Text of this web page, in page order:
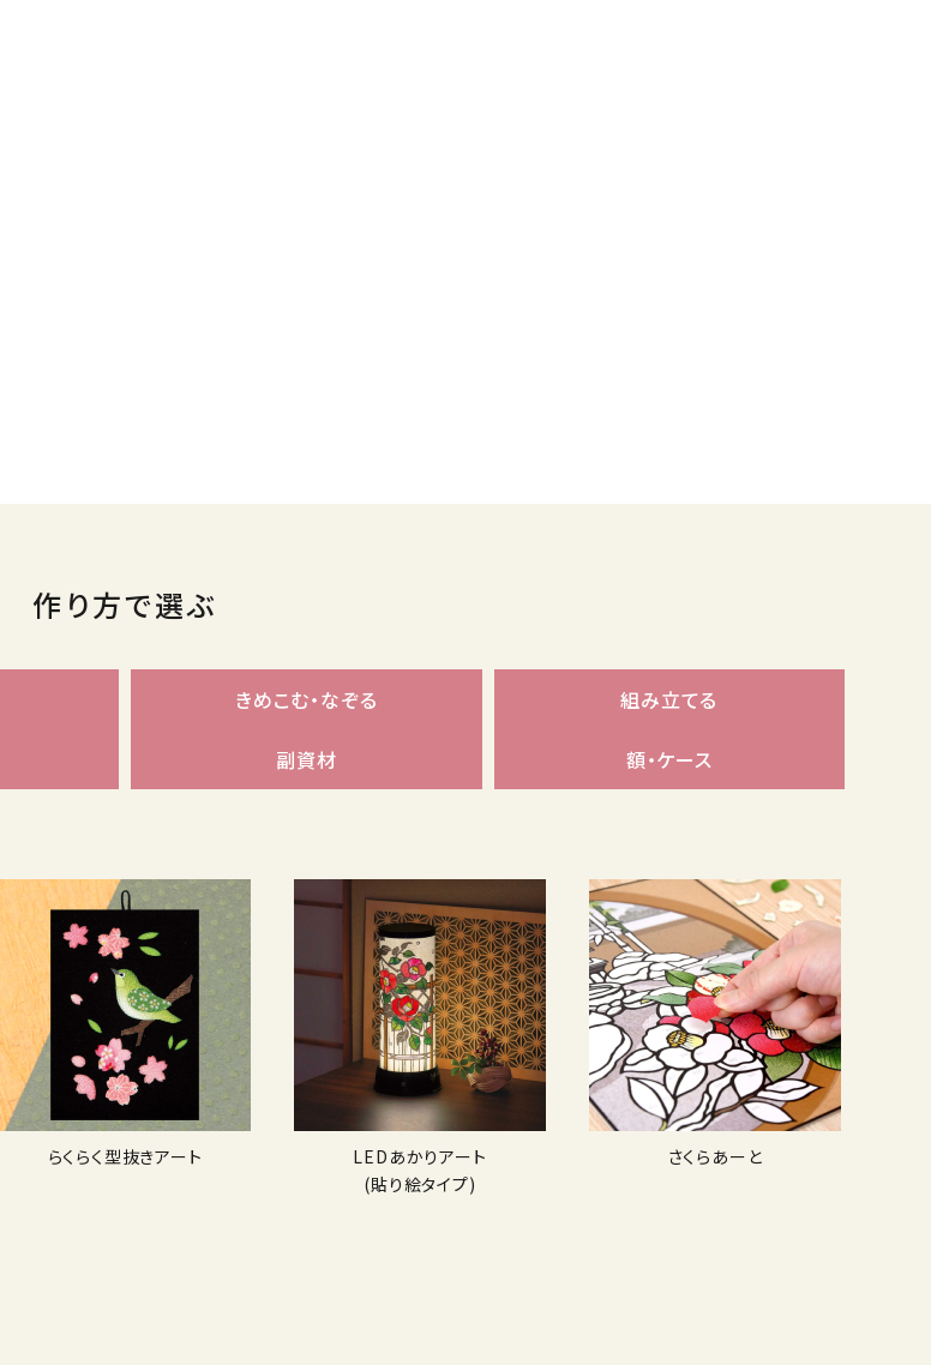
作り方で選ぶ
きめこむ・なぞる 組み立てる
副資材 額・ケース
らくらく型抜きアート
LEDあかりアート
(貼り絵タイプ)
さくらあーと